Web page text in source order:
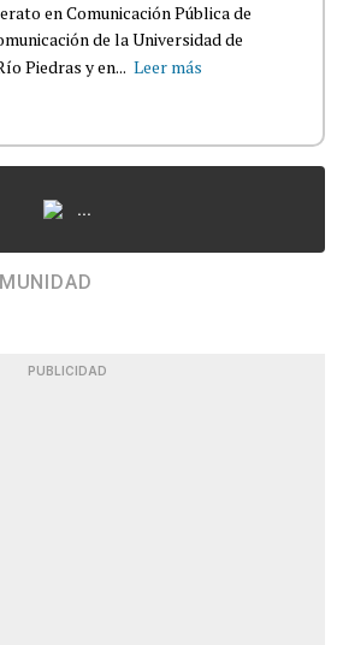
en Comunicación Pública de
de la Universidad de
Piedras y en... Leer más
...
PUBLICIDAD